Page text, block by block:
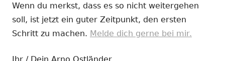
Wenn du merkst, dass es so nicht weitergehen
soll, ist jetzt ein guter Zeitpunkt, den ersten
Schritt zu machen. Melde dich gerne bei mir.